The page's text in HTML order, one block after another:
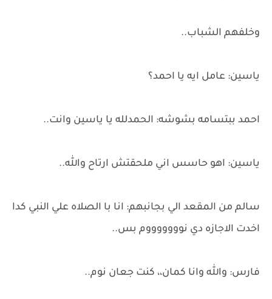
وخلفهم الشباب..
ياسين: عامل ايه يا احمد؟
احمد ببتسامه بشوشه: الحمدلله يا ياسين وانت..
ياسين: اهو حاسس اني ملحقتش ارتاح والله..
سالم من المقعد الي بجانبهم: انا با الصلاه علي النبي كدا
اخدت الاجازه دي نوووووووم بس..
فارس: والله وانا كمان،، كنت جعان نوم..